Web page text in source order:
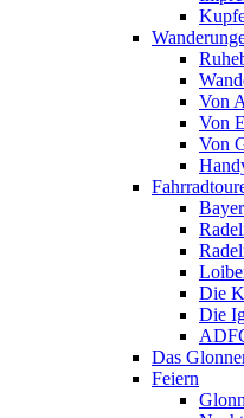
Von
Von
Von
Die
Die
Das
Feiern